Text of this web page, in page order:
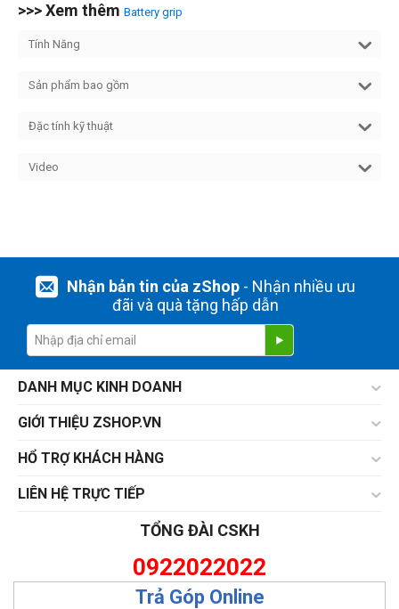
>>> Xem thêm Battery grip
Tính Năng
Sản phẩm bao gồm
Đặc tính kỹ thuật
Video
Nhận bản tin của zShop- Nhận nhiều ưu
đãi và quà tặng hấp dẫn
DANH MỤC KINH DOANH
GIỚI THIỆU ZSHOP.VN
HỔ TRỢ KHÁCH HÀNG
LIÊN HỆ TRỰC TIẾP
TỔNG ĐÀI CSKH
0922022022
Trả Góp Online